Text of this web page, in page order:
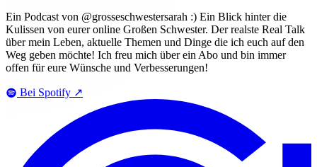
Ein Podcast von @grosseschwestersarah :) Ein Blick hinter die
Kulissen von eurer online Großen Schwester. Der realste Real Talk
über mein Leben, aktuelle Themen und Dinge die ich euch auf den
Weg geben möchte! Ich freu mich über ein Abo und bin immer
offen für eure Wünsche und Verbesserungen!
Bei Spotify ↗